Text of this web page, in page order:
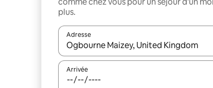
plus.
Adresse
Lorsque les résultats s'affichent, utilisez les
Arrivée